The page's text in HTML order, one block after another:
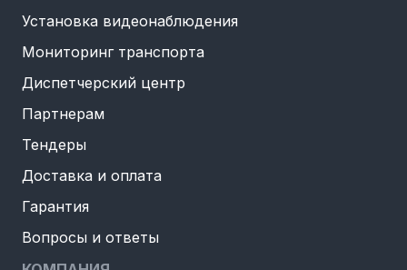
Установка видеонаблюдения
Мониторинг транспорта
Диспетчерский центр
Партнерам
Тендеры
Доставка и оплата
Гарантия
Вопросы и ответы